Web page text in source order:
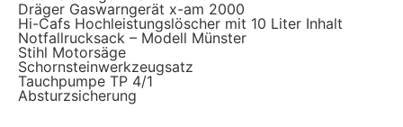
Dräger Gaswarngerät x-am 2000
Hi-Cafs Hochleistungslöscher mit 10 Liter Inhalt
Notfallrucksack – Modell Münster
Stihl Motorsäge
Schornsteinwerkzeugsatz
Tauchpumpe TP 4/1
Absturzsicherung